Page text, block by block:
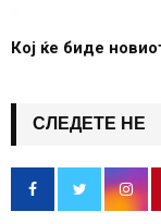
Кој ќе биде
СЛЕДЕТЕ НЕ